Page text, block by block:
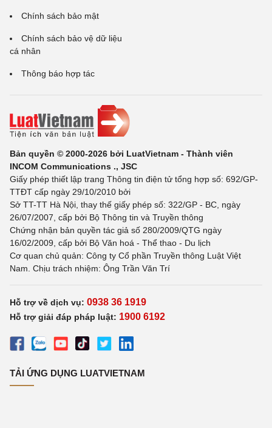
Chính sách bảo mật
Chính sách bảo vệ dữ liệu
cá nhân
Thông báo hợp tác
Bản quyền © 2000-2026 bởi LuatVietnam - Thành viên
INCOM Communications ., JSC
Giấy phép thiết lập trang Thông tin điện tử tổng hợp số: 692/GP-
TTĐT cấp ngày 29/10/2010 bởi
Sở TT-TT Hà Nội, thay thế giấy phép số: 322/GP - BC, ngày
26/07/2007, cấp bởi Bộ Thông tin và Truyền thông
Chứng nhận bản quyền tác giả số 280/2009/QTG ngày
16/02/2009, cấp bởi Bộ Văn hoá - Thể thao - Du lịch
Cơ quan chủ quản: Công ty Cổ phần Truyền thông Luật Việt
Nam. Chịu trách nhiệm: Ông Trần Văn Trí
Hỗ trợ về dịch vụ: 0938 36 1919
Hỗ trợ giải đáp pháp luật: 1900 6192
TẢI ỨNG DỤNG LUATVIETNAM